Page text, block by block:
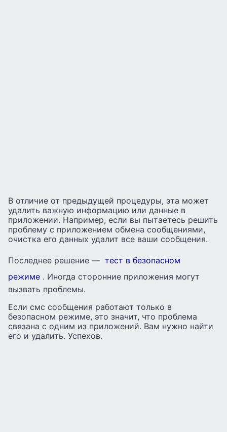
В отличие от предыдущей процедуры, эта может
удалить важную информацию или данные в
приложении. Например, если вы пытаетесь решить
проблему с приложением обмена сообщениями,
очистка его данных удалит все ваши сообщения.
Последнее решение — тест в безопасном
режиме . Иногда сторонние приложения могут
вызвать проблемы.
Если смс сообщения работают только в
безопасном режиме, это значит, что проблема
связана с одним из приложений. Вам нужно найти
его и удалить. Успехов.